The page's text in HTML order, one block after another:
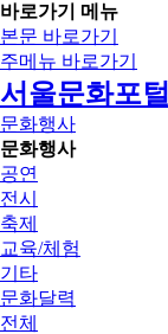
바로가기 메뉴
본문 바로가기
주메뉴 바로가기
서울문화포
문화행사
문화행사
공연
전시
축제
교육/체험
기타
문화달력
전체